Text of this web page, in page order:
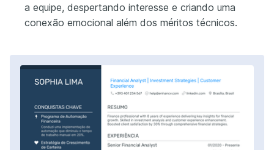
a equipe, despertando interesse e criando uma
conexão emocional além dos méritos técnicos.